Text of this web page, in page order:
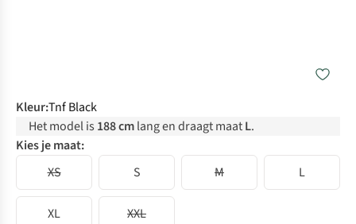
Kleur:Tnf Black
Het model is 188 cmlang en draagt maatL.
Kies je maat:
XS
S M L
XL XXL